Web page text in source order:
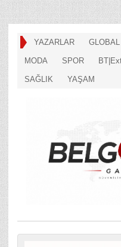
YAZARLAR GLOBAL
MODA SPOR
SAĞLIK YAŞAM